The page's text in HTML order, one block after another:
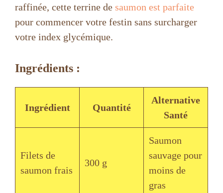
raffinée, cette terrine de saumon est parfaite
pour commencer votre festin sans surcharger
votre index glycémique.
Ingrédients :
Ingrédient Quantité
Alternative
Santé
Filets de
saumon frais
300 g
Saumon
sauvage pour
moins de
gras